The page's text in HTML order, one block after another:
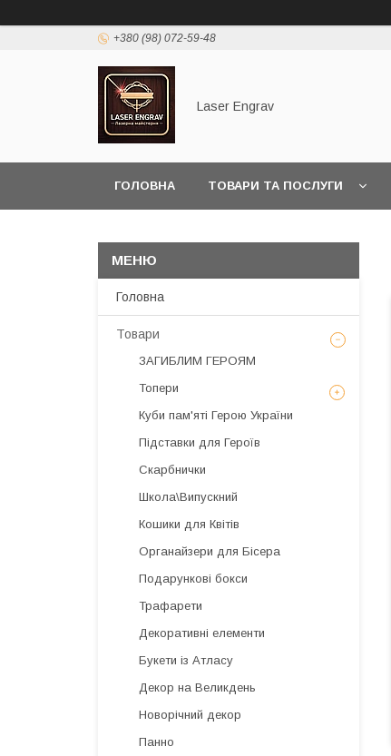
+380 (98) 072-59-48
Laser Engrav
ГОЛОВНА ТОВАРИ ТА ПОСЛУГИ
Головна
Товари
ЗАГИБЛИМ ГЕРОЯМ
Топери
Куби пам'яті Герою України
Підставки для Героїв
Скарбнички
Школа\Випускний
Кошики для Квітів
Органайзери для Бісера
Подарункові бокси
Трафарети
Декоративні елементи
Букети із Атласу
Декор на Великдень
Новорічний декор
Панно